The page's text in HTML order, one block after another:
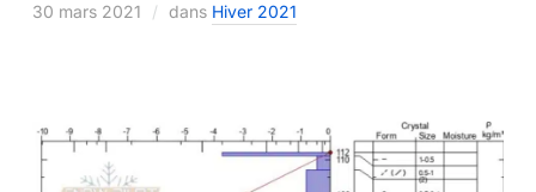
30 mars 2021 dans Hiver 2021